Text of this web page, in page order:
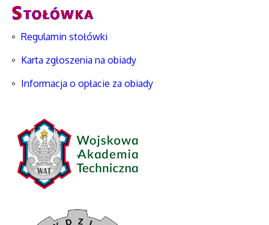
Regulamin stołówki
Karta zgłoszenia na obiady
Informacja o opłacie za obiady